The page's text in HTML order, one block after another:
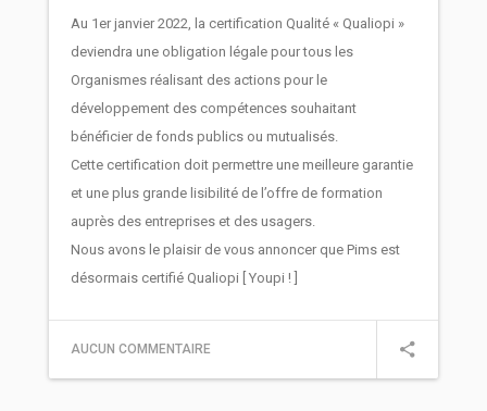
Au 1er janvier 2022, la certification Qualité « Qualiopi »
deviendra une obligation légale pour tous les
Organismes réalisant des actions pour le
développement des compétences souhaitant
bénéficier de fonds publics ou mutualisés.
Cette certification doit permettre une meilleure garantie
et une plus grande lisibilité de l’offre de formation
auprès des entreprises et des usagers.
Nous avons le plaisir de vous annoncer que Pims est
désormais certifié Qualiopi [ Youpi ! ]
AUCUN COMMENTAIRE